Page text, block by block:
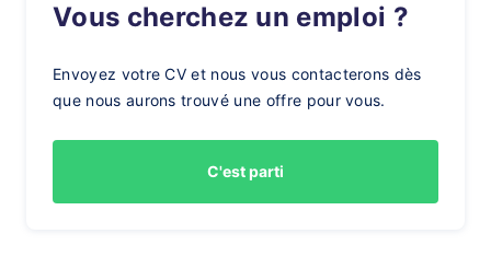
Vous cherchez un emploi ?
Envoyez votre CV et nous vous contacterons dès
que nous aurons trouvé une offre pour vous.
C'est parti